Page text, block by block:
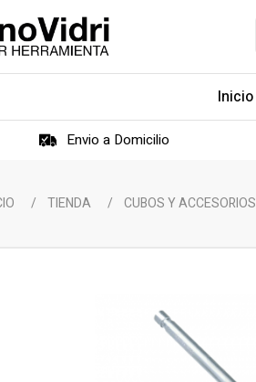
Inicio
Envio a Domicilio
/ TIENDA / CUBOS Y ACCESORIOS